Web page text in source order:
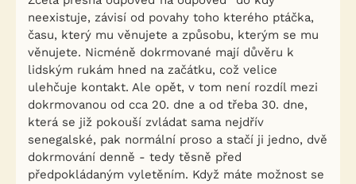
neexistuje, závisí od povahy toho kterého ptáčka,
času, který mu věnujete a způsobu, kterým se mu
věnujete. Nicméně dokrmované mají důvěru k
lidským rukám hned na začátku, což velice
ulehčuje kontakt. Ale opět, v tom není rozdíl mezi
dokrmovanou od cca 20. dne a od třeba 30. dne,
která se již pokouší zvládat sama nejdřív
senegalské, pak normální proso a stačí ji jedno, dvě
dokrmování denně - tedy těsně před
předpokládaným vyletěním. Když máte možnost se